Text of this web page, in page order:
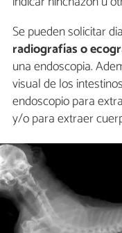
Se pueden solicitar
radiografías o
una endoscopia.
visual de los
endoscopio para
y/o para extraer